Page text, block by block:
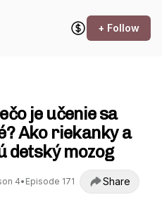
+ Follow
je učenie sa
Ako riekanky a
detský mozog
4• Episode 171 Share